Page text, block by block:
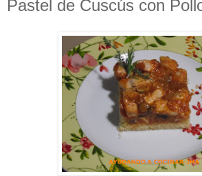
Pastel de Cuscús con